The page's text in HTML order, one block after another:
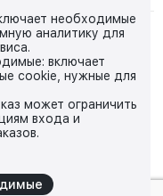
интернет-сайт,
ценах,
условиях не
положениями
Федерации.
с сайта возможно
необходимые
аналитику для
включает
cookie, нужные для
может ограничить
входа и